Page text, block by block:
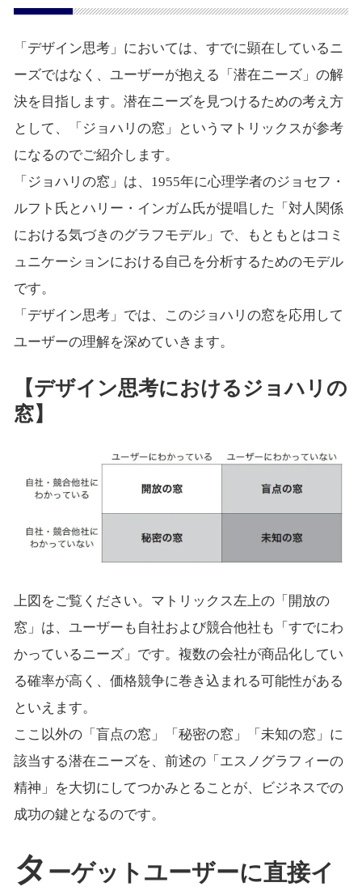
「デザイン思考」においては、すでに顕在しているニ
ーズではなく、ユーザーが抱える「潜在ニーズ」の解
決を目指します。潜在ニーズを見つけるための考え方
として、「ジョハリの窓」というマトリックスが参考
になるのでご紹介します。
「ジョハリの窓」は、1955年に心理学者のジョセフ・
ルフト氏とハリー・インガム氏が提唱した「対人関係
における気づきのグラフモデル」で、もともとはコミ
ュニケーションにおける自己を分析するためのモデル
です。
「デザイン思考」では、このジョハリの窓を応用して
ユーザーの理解を深めていきます。
【デザイン思考におけるジョハリの
窓】
上図をご覧ください。マトリックス左上の「開放の
窓」は、ユーザーも自社および競合他社も「すでにわ
かっているニーズ」です。複数の会社が商品化してい
る確率が高く、価格競争に巻き込まれる可能性がある
といえます。
ここ以外の「盲点の窓」「秘密の窓」「未知の窓」に
該当する潜在ニーズを、前述の「エスノグラフィーの
精神」を大切にしてつかみとることが、ビジネスでの
成功の鍵となるのです。
タ ーゲットユーザーに直接イ